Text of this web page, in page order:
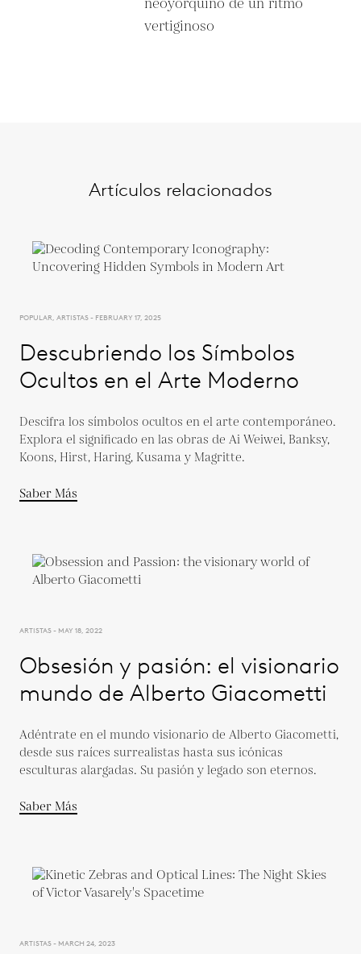
neoyorquino de un ritmo
vertiginoso
Artículos relacionados
POPULAR, ARTISTAS - FEBRUARY 17, 2025
Descubriendo los Símbolos
Ocultos en el Arte Moderno
Descifra los símbolos ocultos en el arte contemporáneo.
Explora el significado en las obras de Ai Weiwei, Banksy,
Koons, Hirst, Haring, Kusama y Magritte.
Saber Más
ARTISTAS - MAY 18, 2022
Obsesión y pasión: el visionario
mundo de Alberto Giacometti
Adéntrate en el mundo visionario de Alberto Giacometti,
desde sus raíces surrealistas hasta sus icónicas
esculturas alargadas. Su pasión y legado son eternos.
Saber Más
ARTISTAS - MARCH 24, 2023